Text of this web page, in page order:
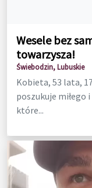
Wesele bez
towarzysza!
Świebodzin, Lubuskie
Kobieta, 53 lata,
poszukuje miłego
które...